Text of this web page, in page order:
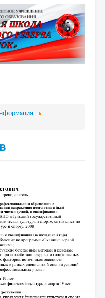
организации